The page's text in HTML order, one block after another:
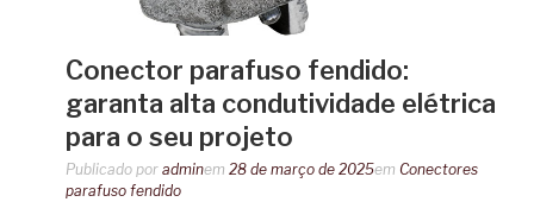
Conector parafuso fendido:
garanta alta condutividade elétrica
para o seu projeto
Publicado por adminem 28 de março de 2025em Conectores
parafuso fendido